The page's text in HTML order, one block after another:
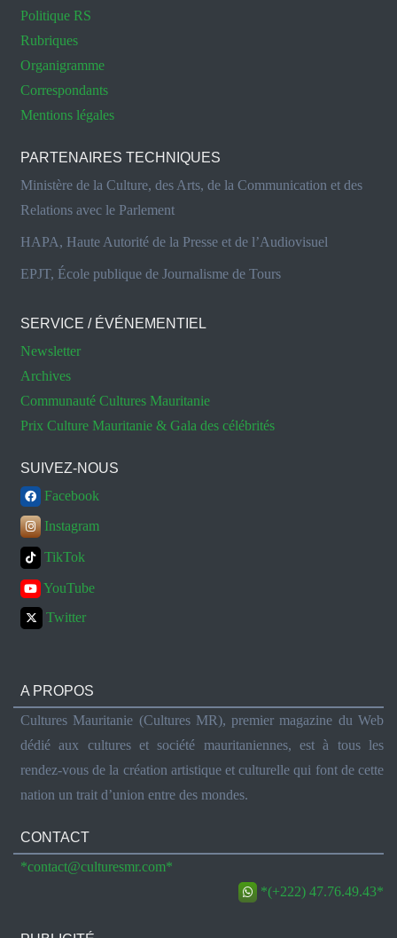
Politique RS
Rubriques
Organigramme
Correspondants
Mentions légales
PARTENAIRES TECHNIQUES
Ministère de la Culture, des Arts, de la Communication et des
Relations avec le Parlement
HAPA, Haute Autorité de la Presse et de l’Audiovisuel
EPJT, École publique de Journalisme de Tours
SERVICE / ÉVÉNEMENTIEL
Newsletter
Archives
Communauté Cultures Mauritanie
Prix Culture Mauritanie & Gala des célébrités
SUIVEZ-NOUS
Facebook
Instagram
TikTok
YouTube
Twitter
A PROPOS
Cultures Mauritanie (Cultures MR), premier magazine du Web
dédié aux cultures et société mauritaniennes, est à tous les
rendez-vous de la création artistique et culturelle qui font de cette
nation un trait d’union entre des mondes.
CONTACT
*contact@culturesmr.com*
*(+222) 47.76.49.43*